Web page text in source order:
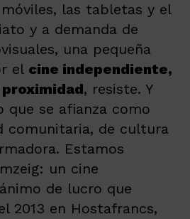
las tabletas y el
y a demanda de
una pequeña
el cine independiente,
, resiste. Y
que se afianza como
comunitaria, de cultura
Estamos
un cine
de lucro que
2013 en Hostafrancs,